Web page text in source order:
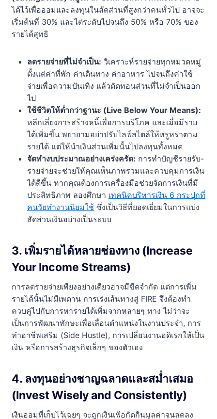
ได้ไว้เพื่อออมและลงทุนในสัดส่วนที่สูงกว่าคนทั่วไป อาจจะ
เริ่มต้นที่ 30% และไต่ระดับไปจนถึง 50% หรือ 70% ของ
รายได้สุทธิ
ลดรายจ่ายที่ไม่จำเป็น: วิเคราะห์รายจ่ายทุกหมวดหมู่
ตั้งแต่ค่าที่พัก ค่าเดินทาง ค่าอาหาร ไปจนถึงค่าใช้
จ่ายเพื่อความบันเทิง แล้วตัดทอนส่วนที่ไม่จำเป็นออก
ไป
ใช้ชีวิตให้ต่ำกว่าฐานะ (Live Below Your Means):
หลีกเลี่ยงการสร้างหนี้เพื่อการบริโภค และเมื่อมีราย
ได้เพิ่มขึ้น พยายามอย่าปรับไลฟ์สไตล์ให้หรูหราตาม
รายได้ แต่ให้นำเงินส่วนเพิ่มนั้นไปลงทุนทั้งหมด
จัดทำงบประมาณอย่างเคร่งครัด: การทำบัญชีรายรับ-
รายจ่ายจะช่วยให้คุณเห็นภาพรวมและควบคุมการเงิน
ได้ดีขึ้น หากคุณต้องการเครื่องมือช่วยจัดการเงินที่มี
ประสิทธิภาพ ลองศึกษา เทคนิคบริหารเงิน 6 กระปุกที่
คนวัยทำงานนิยมใช้ ซึ่งเป็นวิธีที่ยอดเยี่ยมในการแบ่ง
สัดส่วนเงินอย่างเป็นระบบ
3. เพิ่มรายได้หลายช่องทาง (Increase
Your Income Streams)
การลดรายจ่ายเพียงอย่างเดียวอาจมีขีดจำกัด แต่การเพิ่ม
รายได้นั้นไม่มีเพดาน การเร่งเส้นทางสู่ FIRE จึงต้องทำ
ควบคู่ไปกับการหารายได้เพิ่มจากหลายๆ ทาง ไม่ว่าจะ
เป็นการพัฒนาทักษะเพื่อเลื่อนตำแหน่งในงานประจำ, การ
ทำอาชีพเสริม (Side Hustle), การเปลี่ยนงานอดิเรกให้เป็น
เงิน หรือการสร้างธุรกิจเล็กๆ ของตัวเอง
4. ลงทุนอย่างชาญฉลาดและสม่ำเสมอ
(Invest Wisely and Consistently)
เงินออมที่เก็บไว้เฉยๆ จะถูกเงินเฟ้อกัดกินมูลค่าจนลดลง